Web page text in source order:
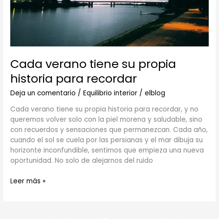
Cada verano tiene su propia
historia para recordar
Deja un comentario /Equilibrio interior /elblog
Cada verano tiene su propia historia para recordar, y no
queremos volver solo con la piel morena y saludable, sino
con recuerdos y sensaciones que permanezcan. Cada año,
cuando el sol se cuela por las persianas y el mar dibuja su
horizonte inconfundible, sentimos que empieza una nueva
oportunidad. No solo de alejarnos del ruido
Leer más »